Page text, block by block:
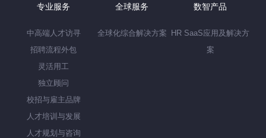
专业服务
中高端人才访寻
招聘流程外包
灵活用工
独立顾问
校招与雇主品牌
人才培训与发展
人才规划与咨询
全球服务
全球化综合解决方案
数智产品
HR SaaS应用及解决方
案